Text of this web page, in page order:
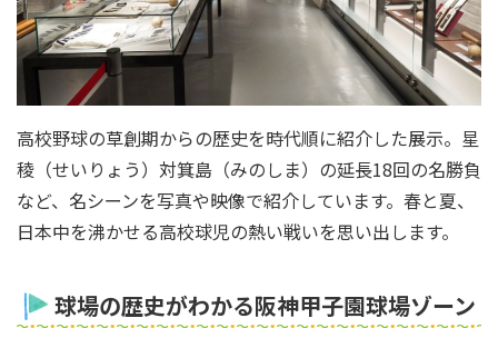
高校野球の草創期からの歴史を時代順に紹介した展示。星
稜（せいりょう）対箕島（みのしま）の延長18回の名勝負
など、名シーンを写真や映像で紹介しています。春と夏、
日本中を沸かせる高校球児の熱い戦いを思い出します。
球場の歴史がわかる阪神甲子園球場ゾーン